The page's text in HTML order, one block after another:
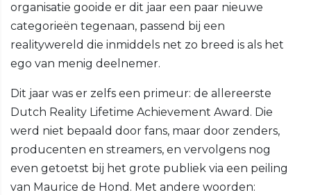
organisatie gooide er dit jaar een paar nieuwe
categorieën tegenaan, passend bij een
realitywereld die inmiddels net zo breed is als het
ego van menig deelnemer.
Dit jaar was er zelfs een primeur: de allereerste
Dutch Reality Lifetime Achievement Award. Die
werd niet bepaald door fans, maar door zenders,
producenten en streamers, en vervolgens nog
even getoetst bij het grote publiek via een peiling
van Maurice de Hond. Met andere woorden: